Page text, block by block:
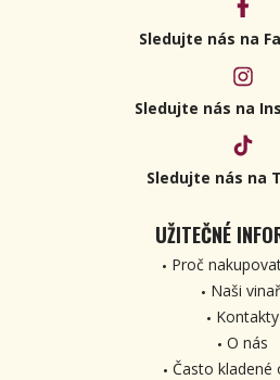
Sledujte nás na
Sledujte nás na
Sledujte nás na
UŽITEČNÉ
Proč
Naši
Kontakty
O nás
Často kladené